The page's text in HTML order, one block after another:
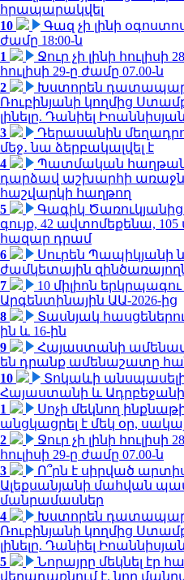
հրապարակվել
10
Գազ չի լինի
ժամը 18:00-ն
1
Ջուր չի լինի հուլիսի
հուլիսի 29-ը ժամը 07.00-ն
2
Խստորեն
Ռուբինյանի կողմից
լինելը. Դանիել Իոաննիսյան
3
Դերասանին
մեջ․ նա ձերբակալվել է
4
Պատմական
դարձավ աշխարհի
հաշվարկի հաղթող
5
Գագիկ
գույք, 42 ավտոմեքենա, 105
հազար դրամ
6
Սուրեն Պապիկյանի
ժամկետային
7
10 միլիոն
Արգենտինային ԱԱ-2026-ից
8
Տասնյակ հասցեներում
ին և 16-ին
9
Հայաստանի
են դրանք ամենաշատը
10
Տոկաևի անսպասելի
Հայաստանի և Ադրբեջանի
1
Սոչի մեկնող
անցկացրել է մեկ օր,
2
Ջուր չի լինի հուլիսի
հուլիսի 29-ը ժամը 07.00-ն
3
Ո՞րն է սիրված
Ալեքսանյանի մահվան
մանրամասներ
4
Խստորեն
Ռուբինյանի կողմից
լինելը. Դանիել Իոաննիսյան
5
Նորայրը մեկնել էր
վերադառնում է. նոր